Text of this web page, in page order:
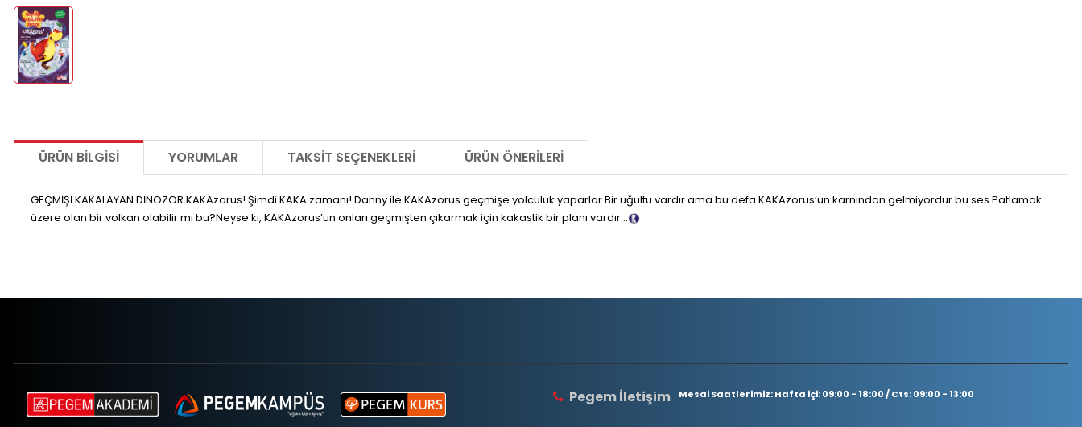
ÜRÜN BILGISI YORUMLAR TAKSIT SEÇENEKLERI ÜRÜN ÖNERILERI
GEÇMİŞİ KAKALAYAN DİNOZOR KAKAzorus! Şimdi KAKA zamanı! Danny ile KAKAzorus geçmişe yolculuk yaparlar.Bir uğultu vardır ama bu defa KAKAzorus’un karnından gelmiyordur bu ses.Patlamak
üzere olan bir volkan olabilir mi bu?Neyse ki, KAKAzorus’un onları geçmişten çıkarmak için kakastik bir planı vardır…
Pegem İletişim Mesai Saatlerimiz: Hafta içi: 09:00 - 18:00 / Cts: 09:00 - 13:00